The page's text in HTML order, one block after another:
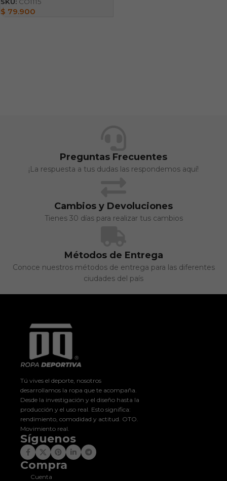
$ 79.900
Preguntas Frecuentes
¡La respuesta a tus dudas las respondemos aquí!
Cambios y Devoluciones
Tienes 30 días para realizar tus cambios
Métodos de Entrega
Conoce nuestros métodos de entrega para las diferentes
ciudades del país
Tú vives el deporte, nosotros
desarrollamos la ropa que te acompaña.
Desde la investigación y el diseño hasta la
producción y el uso real. Esto significa:
rendimiento, comodidad y actitud. OTO.
Movimiento real.
Síguenos
Compra
Cuenta